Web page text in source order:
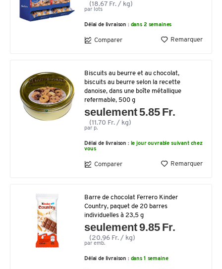
(18.67 Fr. / kg)
par lots
Délai de livraison : dans 2 semaines
Comparer Remarquer
Biscuits au beurre et au chocolat,
biscuits au beurre selon la recette
danoise, dans une boîte métallique
refermable, 500 g
seulement 5.85 Fr.
(11.70 Fr. / kg)
par p.
Délai de livraison : le jour ouvrable suivant chez
vous
Comparer Remarquer
Barre de chocolat Ferrero Kinder
Country, paquet de 20 barres
individuelles à 23,5 g
seulement 9.85 Fr.
(20.96 Fr. / kg)
par emb.
Délai de livraison : dans 1 semaine